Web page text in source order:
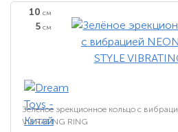
10 см
5 см
Зелёное эрекционное кольцо с
VIBRATING RING